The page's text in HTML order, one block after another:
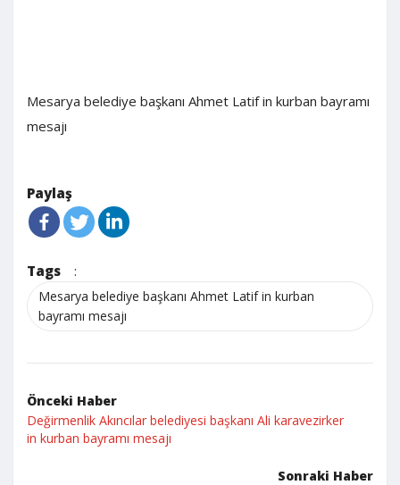
Mesarya belediye başkanı Ahmet Latif in kurban bayramı
mesajı
Paylaş
Tags :
Mesarya belediye başkanı Ahmet Latif in kurban
bayramı mesajı
Önceki Haber
Değirmenlik Akıncılar belediyesi başkanı Ali karavezirker
in kurban bayramı mesajı
Sonraki Haber